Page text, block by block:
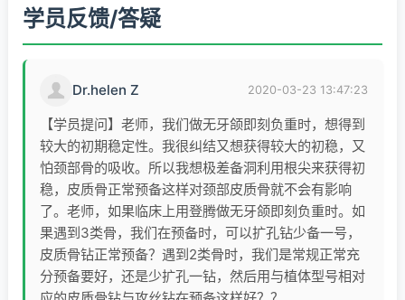
第一作者核心期刊发表论文二十余篇
2014获得全国BITC种植病例大奖赛 银奖
获得军队科技进步及医疗成果奖各一项
学员反馈/答疑
Dr.helen Z 2020-03-23 13:47:23
【学员提问】老师，我们做无牙颌即刻负重时，想得到
较大的初期稳定性。我很纠结又想获得较大的初稳，又
怕颈部骨的吸收。所以我想极差备洞利用根尖来获得初
稳，皮质骨正常预备这样对颈部皮质骨就不会有影响
了。老师，如果临床上用登腾做无牙颌即刻负重时。如
果遇到3类骨，我们在预备时，可以扩孔钻少备一号，
皮质骨钻正常预备？遇到2类骨时，我们是常规正常充
分预备要好，还是少扩孔一钻，然后用与植体型号相对